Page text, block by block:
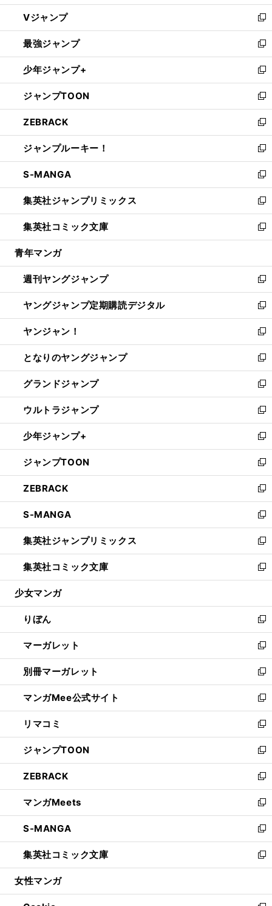
ウ
ィ
ン
ド
ウ
で
開
く
し
い
ウ
ィ
ン
ド
ウ
で
開
く
Vジャンプ
新
し
い
ウ
ィ
ン
ド
ウ
で
開
く
最強ジャンプ
新
し
い
ウ
ィ
ン
ド
ウ
で
開
く
少年ジャンプ+
新
し
い
ウ
ィ
ン
ド
ウ
で
開
く
ジャンプTOON
新
し
い
ウ
ィ
ン
ド
ウ
で
開
く
ZEBRACK
新
し
い
ウ
ィ
ン
ド
ウ
で
開
ジャンプルーキー！
新
し
い
ウ
ィ
ン
ド
ウ
開
く
S-MANGA
新
し
い
ウ
ィ
ン
ウ
で
開
く
集英社ジャンプリミックス
新
し
い
ウ
ン
ド
ウ
で
開
く
集英社コミック文庫
新
し
ウ
ィ
ン
ド
ウ
で
開
く
青年マンガ
週刊ヤングジャンプ
新
し
い
ウ
ィ
ン
ド
ウ
で
開
く
ヤングジャンプ定期購読デジタル
新
し
い
ウ
ィ
ン
ド
ウ
で
開
く
ヤンジャン！
新
し
い
ウ
ィ
ン
ド
ウ
で
開
く
となりのヤングジャンプ
新
し
い
ウ
ィ
ン
ド
ウ
で
開
く
グランドジャンプ
新
し
い
ウ
ィ
ン
ド
ウ
で
開
く
ウルトラジャンプ
新
し
い
ウ
ィ
ン
ド
ウ
で
開
く
少年ジャンプ+
新
し
い
ウ
ィ
ン
ド
ウ
で
開
く
ジャンプTOON
新
し
い
ウ
ィ
ン
ド
ウ
で
開
ZEBRACK
新
し
い
ウ
ィ
ン
ド
ウ
開
く
S-MANGA
新
し
い
ウ
ィ
ン
ウ
で
開
く
集英社ジャンプリミックス
新
し
い
ウ
ン
ド
ウ
で
開
く
集英社コミック文庫
新
し
ウ
ィ
ン
ド
ウ
で
開
く
少女マンガ
りぼん
新
し
い
ウ
ィ
ン
ド
ウ
で
開
く
マーガレット
新
し
い
ウ
ィ
ン
ド
ウ
で
開
く
別冊マーガレット
新
し
い
ウ
ィ
ン
ド
ウ
で
開
く
マンガMee公式サイト
新
し
い
ウ
ィ
ン
ド
ウ
で
開
く
リマコミ
新
し
い
ウ
ィ
ン
ド
ウ
で
開
く
ジャンプTOON
新
し
い
ウ
ィ
ン
ド
ウ
で
開
ZEBRACK
新
し
い
ウ
ィ
ン
ド
ウ
開
マンガMeets
新
し
い
ウ
ィ
ン
ウ
S-MANGA
新
し
い
ウ
ン
集英社コミック文庫
新
し
ウ
女性マンガ